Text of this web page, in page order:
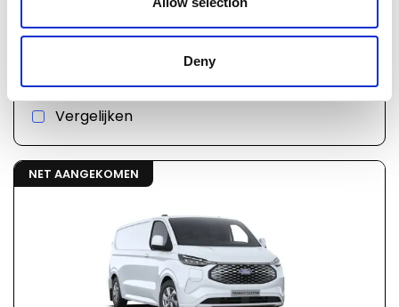
Deny
02563
incl. BTW
Ford Transit custom v710
Automaat Elektrisch
Vergelijken
NET AANGEKOMEN